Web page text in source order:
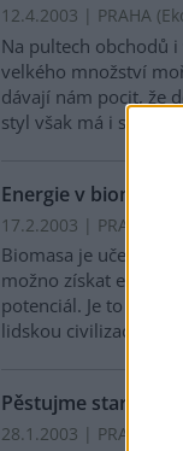
12.4.2003 | PRAHA
Na pultech obchodů
velkého množství
dávají nám pocit, že
styl však má i svou
Energie v biomase
17.2.2003 | PRAHA
Biomasa je učený
možno získat
potenciál. Je to
lidskou civilizaci až
Pěstujme staré
28.1.2003 | PRAHA